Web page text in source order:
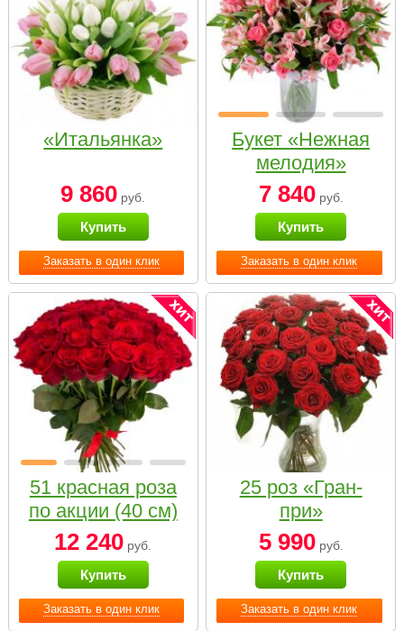
Заказать в один клик
«Итальянка»
9 860 руб.
Купить
Заказать в один клик
Букет «Нежная
мелодия»
7 840руб.
Купить
Заказать в один клик
51 красная роза
по акции (40 см)
12 240 руб.
Купить
Заказать в один клик
25 роз «Гран-
при»
5 990руб.
Купить